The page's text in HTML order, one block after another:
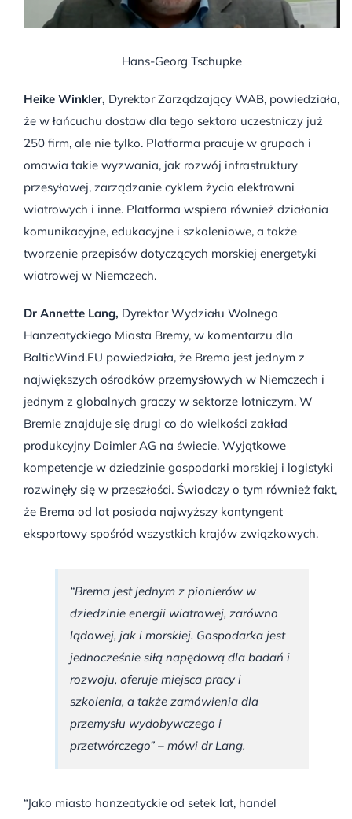
Hans-Georg Tschupke
Heike Winkler, Dyrektor Zarządzający WAB, powiedziała,
że w łańcuchu dostaw dla tego sektora uczestniczy już
250 firm, ale nie tylko. Platforma pracuje w grupach i
omawia takie wyzwania, jak rozwój infrastruktury
przesyłowej, zarządzanie cyklem życia elektrowni
wiatrowych i inne. Platforma wspiera również działania
komunikacyjne, edukacyjne i szkoleniowe, a także
tworzenie przepisów dotyczących morskiej energetyki
wiatrowej w Niemczech.
Dr Annette Lang, Dyrektor Wydziału Wolnego
Hanzeatyckiego Miasta Bremy, w komentarzu dla
BalticWind.EU powiedziała, że Brema jest jednym z
największych ośrodków przemysłowych w Niemczech i
jednym z globalnych graczy w sektorze lotniczym. W
Bremie znajduje się drugi co do wielkości zakład
produkcyjny Daimler AG na świecie. Wyjątkowe
kompetencje w dziedzinie gospodarki morskiej i logistyki
rozwinęły się w przeszłości. Świadczy o tym również fakt,
że Brema od lat posiada najwyższy kontyngent
eksportowy spośród wszystkich krajów związkowych.
“Brema jest jednym z pionierów w
dziedzinie energii wiatrowej, zarówno
lądowej, jak i morskiej. Gospodarka jest
jednocześnie siłą napędową dla badań i
rozwoju, oferuje miejsca pracy i
szkolenia, a także zamówienia dla
przemysłu wydobywczego i
przetwórczego” – mówi dr Lang.
“Jako miasto hanzeatyckie od setek lat, handel